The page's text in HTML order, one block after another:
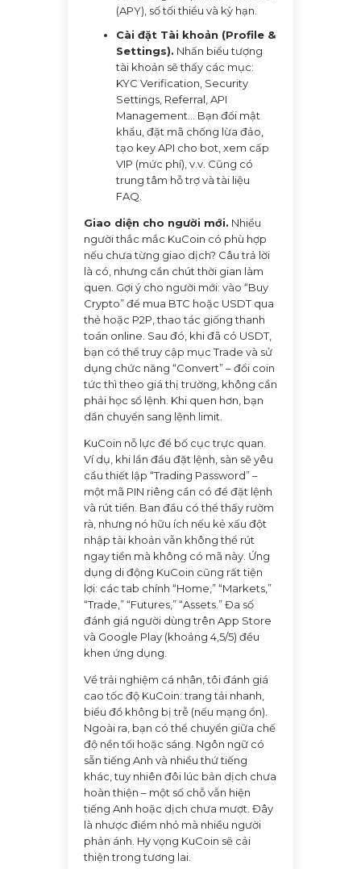
(APY), số tối thiểu và kỳ hạn.
Cài đặt Tài khoản (Profile &
Settings). Nhấn biểu tượng
tài khoản sẽ thấy các mục:
KYC Verification, Security
Settings, Referral, API
Management… Bạn đổi mật
khẩu, đặt mã chống lừa đảo,
tạo key API cho bot, xem cấp
VIP (mức phí), v.v. Cũng có
trung tâm hỗ trợ và tài liệu
FAQ.
Giao diện cho người mới. Nhiều
người thắc mắc KuCoin có phù hợp
nếu chưa từng giao dịch? Câu trả lời
là có, nhưng cần chút thời gian làm
quen. Gợi ý cho người mới: vào “Buy
Crypto” để mua BTC hoặc USDT qua
thẻ hoặc P2P, thao tác giống thanh
toán online. Sau đó, khi đã có USDT,
bạn có thể truy cập mục Trade và sử
dụng chức năng “Convert” – đổi coin
tức thì theo giá thị trường, không cần
phải học sổ lệnh. Khi quen hơn, bạn
dần chuyển sang lệnh limit.
KuCoin nỗ lực để bố cục trực quan.
Ví dụ, khi lần đầu đặt lệnh, sàn sẽ yêu
cầu thiết lập “Trading Password” –
một mã PIN riêng cần có để đặt lệnh
và rút tiền. Ban đầu có thể thấy rườm
rà, nhưng nó hữu ích nếu kẻ xấu đột
nhập tài khoản vẫn không thể rút
ngay tiền mà không có mã này. Ứng
dụng di động KuCoin cũng rất tiện
lợi: các tab chính “Home,” “Markets,”
“Trade,” “Futures,” “Assets.” Đa số
đánh giá người dùng trên App Store
và Google Play (khoảng 4,5/5) đều
khen ứng dụng.
Về trải nghiệm cá nhân, tôi đánh giá
cao tốc độ KuCoin: trang tải nhanh,
biểu đồ không bị trễ (nếu mạng ổn).
Ngoài ra, bạn có thể chuyển giữa chế
độ nền tối hoặc sáng. Ngôn ngữ có
sẵn tiếng Anh và nhiều thứ tiếng
khác, tuy nhiên đôi lúc bản dịch chưa
hoàn thiện – một số chỗ vẫn hiện
tiếng Anh hoặc dịch chưa mượt. Đây
là nhược điểm nhỏ mà nhiều người
phản ánh. Hy vọng KuCoin sẽ cải
thiện trong tương lai.